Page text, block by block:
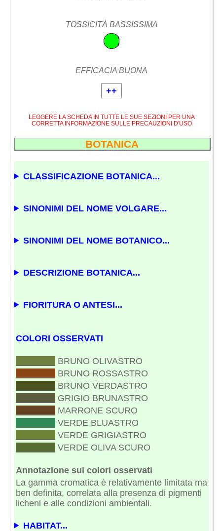
TOSSICITÀ BASSISSIMA
EFFICACIA BUONA
++
LEGGERE LA SCHEDA IN TUTTE LE SUE SEZIONI PER UNA
CORRETTA INFORMAZIONE SULLE PRECAUZIONI D'USO
BOTANICA
CLASSIFICAZIONE BOTANICA...
SINONIMI DEL NOME VOLGARE...
SINONIMI DEL NOME BOTANICO...
DESCRIZIONE BOTANICA...
FIORITURA O ANTESI...
COLORI OSSERVATI
BRUNO OLIVASTRO
BRUNO ROSSASTRO
BRUNO VERDASTRO
GRIGIO BRUNASTRO
MARRONE SCURO
VERDE BLUASTRO
VERDE GRIGIASTRO
VERDE OLIVA SCURO
Annotazione sui colori osservati
La gamma cromatica è relativamente limitata ma
ben definita, correlata alla presenza di pigmenti
licheni e alle condizioni ambientali.
HABITAT...